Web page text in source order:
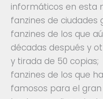
informáticos en esta
fanzines de ciudades
fanzines de los que
décadas después y
y tirada de 50 copias;
fanzines de los que
famosos para el